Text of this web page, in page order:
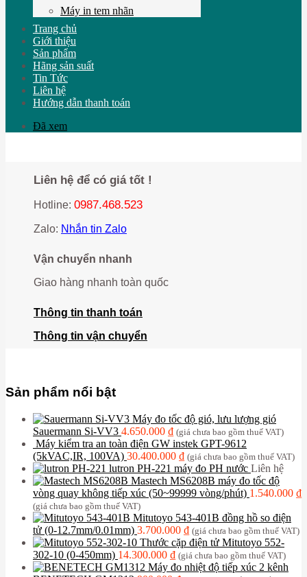
Máy in tem nhãn
Trang chủ
Giới thiệu
Sản phẩm
Hãng sản suất
Tin Tức
Liên hệ
Hướng dẫn thanh toán
Đã xem
Liên hệ để có giá tốt !
Hotline: 0987.468.523
Zalo: Nhắn tin Zalo
Vận chuyển nhanh
Giao hàng nhanh toàn quốc
Thông tin thanh toán
Thông tin vận chuyển
Sản phẩm nổi bật
Máy đo tốc độ gió, lưu lượng gió
Sauermann Si-VV3 4.650.000 ₫ (giá chưa bao gồm thuế VAT)
Máy kiểm tra an toàn điện GW instek GPT-9612
(5kVAC,IR, 100VA) 30.400.000 ₫ (giá chưa bao gồm thuế VAT)
lutron PH-221 máy đo PH nước Liên hệ
Mastech MS6208B máy đo tốc độ
vòng quay không tiếp xúc (50~99999 vòng/phút) 1.540.000 ₫
(giá chưa bao gồm thuế VAT)
Mitutoyo 543-401B đồng hồ so điện
tử (0-12.7mm/0.01mm) 3.700.000 ₫ (giá chưa bao gồm thuế VAT)
Thước cặp điện tử Mitutoyo 552-
302-10 (0-450mm) 14.300.000 ₫ (giá chưa bao gồm thuế VAT)
Máy đo nhiệt độ tiếp xúc 2 kênh